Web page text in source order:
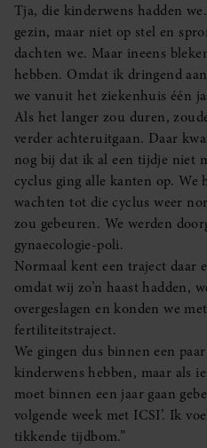
Tja, die kinderwens hadden
gezin, maar niet op stel en
dachten we. Maar ineens
hebben. Omdat ik dringend
we vanuit het ziekenhuis één
Als het langer zou duren,
verder achteruitgaan. Daar
nog bij dat ik al een tijdje niet
cyclus ging alle kanten op. We
wachten tot die cyclus weer
zou gebeuren. We werden
gynaecologie-poli.
Normaal kent een traject daar
omdat wij zo’n haast hadden,
overgeslagen en konden we
fertiliteitstraject.
We gingen dus binnen een
kinderwens hebben, maar als
moet binnen een jaar gaan
volgende week met ICSI’. Ik
tikkende tijdbom.”